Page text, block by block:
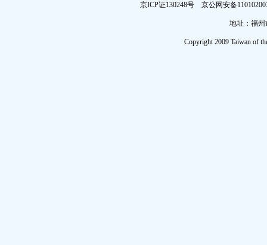
京ICP证130248号 京公网安备
地址：福州
Copyright 2009 Taiwan of